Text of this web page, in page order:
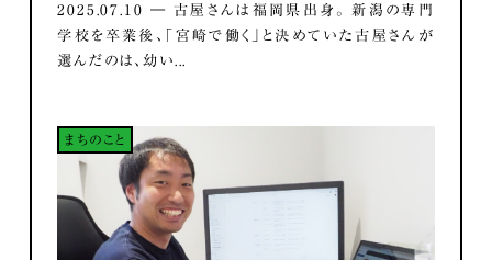
2025.07.10 ― 古屋さんは福岡県出身。 新潟の専門
学校を卒業後、「宮崎で働く」と決めていた古屋さんが
選んだのは、幼い...
まちのこと